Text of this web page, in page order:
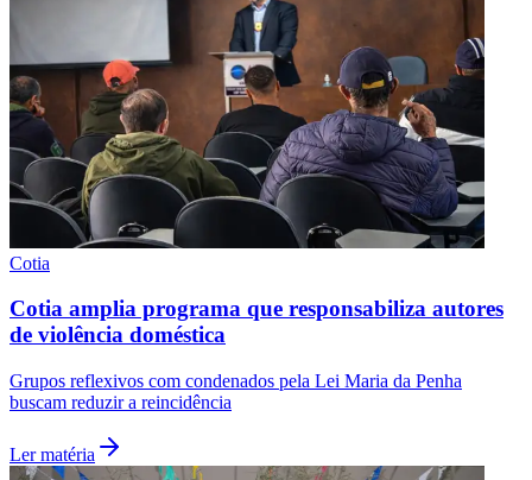
Cotia
Cotia amplia programa que responsabiliza autores
de violência doméstica
Grupos reflexivos com condenados pela Lei Maria da Penha
buscam reduzir a reincidência
Ler matéria